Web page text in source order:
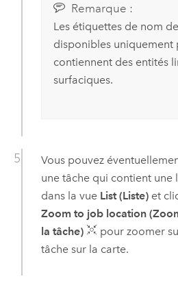
Remarque :
Les étiquettes de nom
disponibles uniquement
contiennent des entités
surfaciques.
Vous pouvez
une tâche qui contient une
dans la vue List (Liste)et
Zoom to job location
la tâche)
pour zoomer
tâche sur la carte.